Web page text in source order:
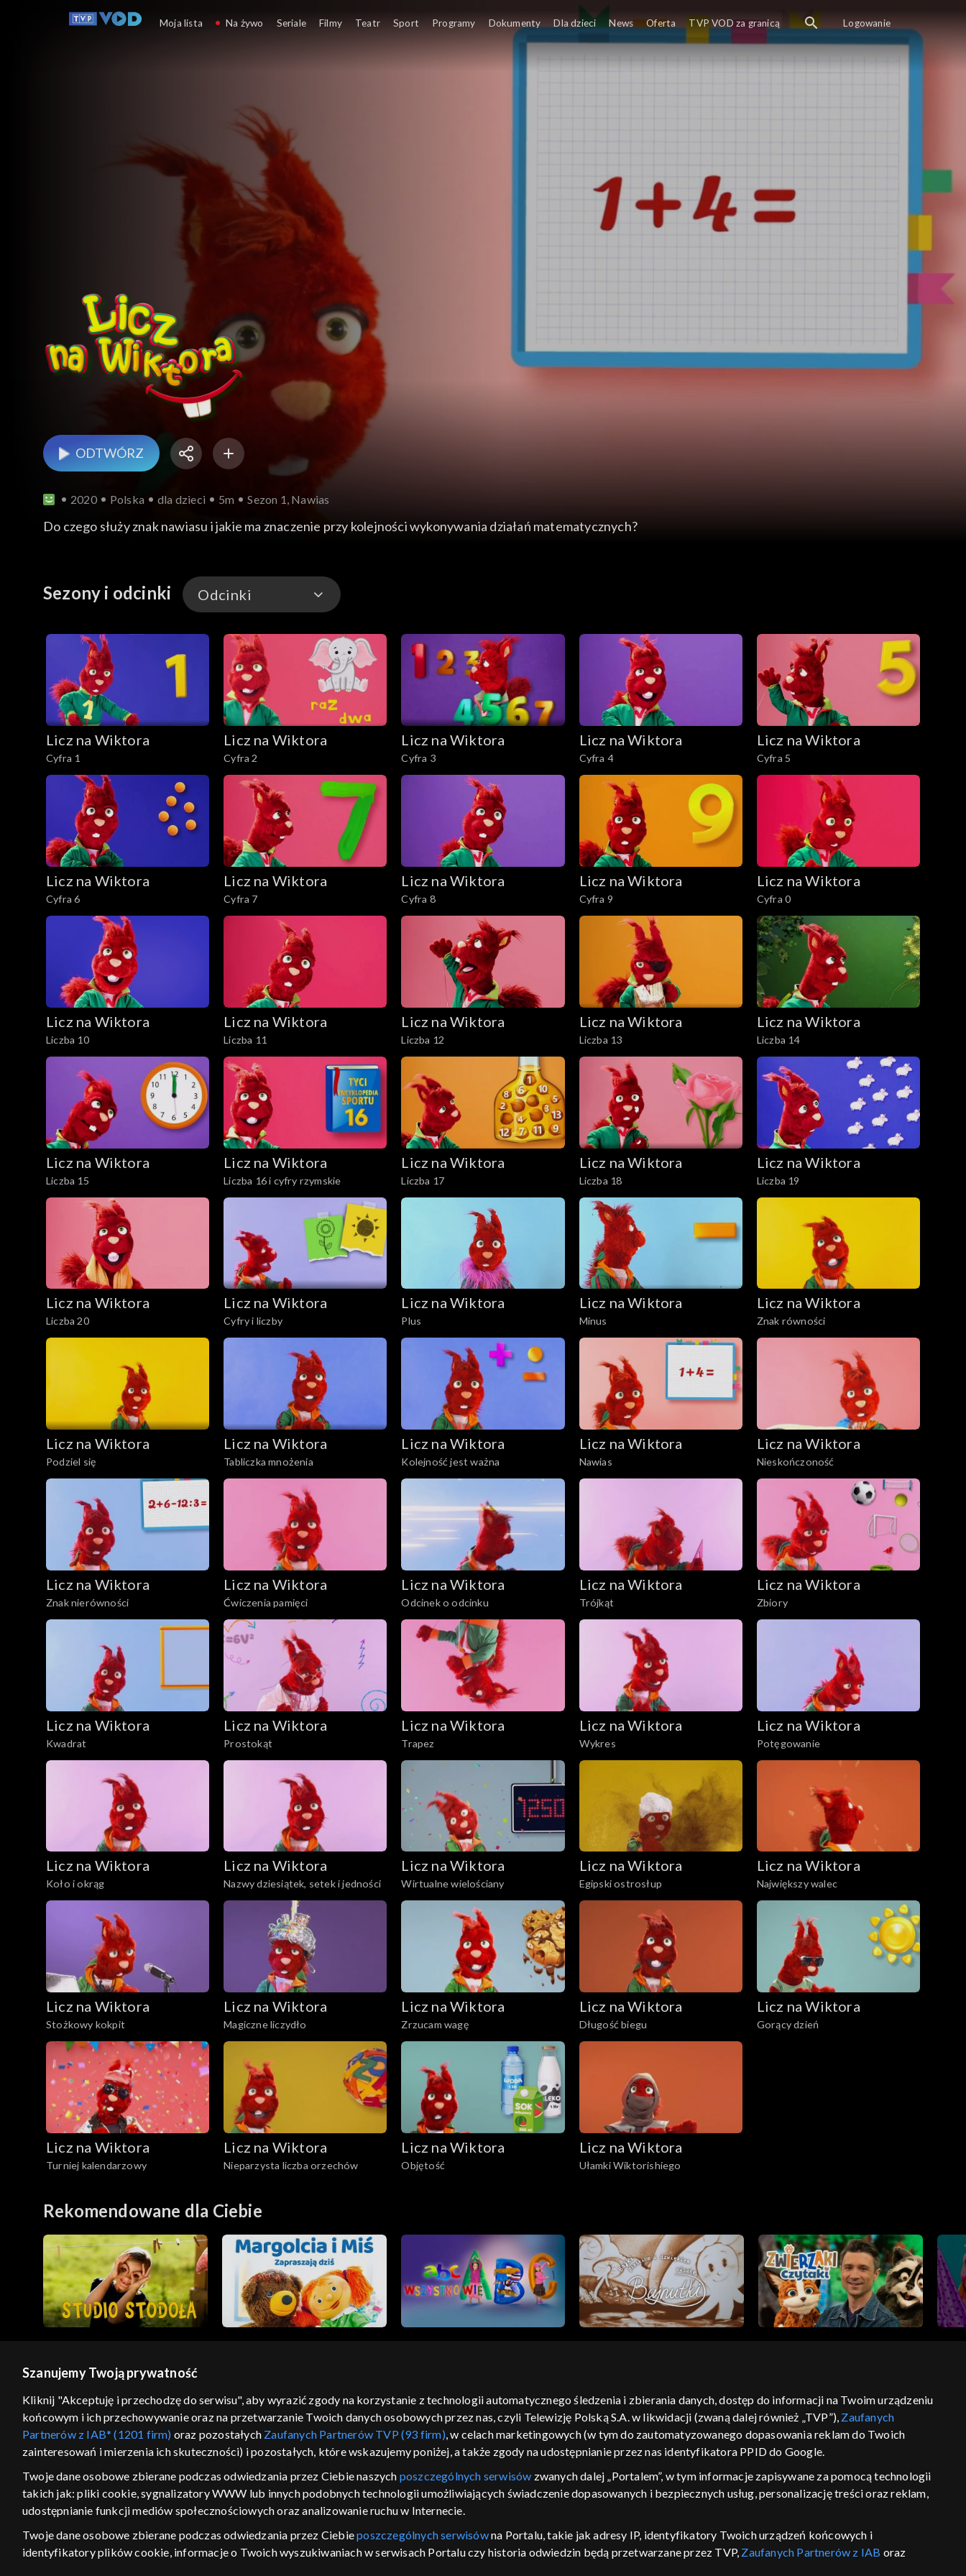
ODTWÓRZ
2020 Polska dla dzieci 5m Sezon 1, Nawias
Do czego służy znak nawiasu i jakie ma znaczenie przy kolejności wykonywania działań matematycznych?
Sezony i odcinki Odcinki
Odcinki
Licz na Wiktora
Cyfra 1
Licz na Wiktora
Cyfra 2
Licz na Wiktora
Cyfra 3
Licz na Wiktora
Cyfra 4
Licz na Wiktora
Cyfra 5
Licz na Wiktora
Cyfra 6
Licz na Wiktora
Cyfra 7
Licz na Wiktora
Cyfra 8
Licz na Wiktora
Cyfra 9
Licz na Wiktora
Cyfra 0
Licz na Wiktora
Liczba 10
Licz na Wiktora
Liczba 11
Licz na Wiktora
Liczba 12
Licz na Wiktora
Liczba 13
Licz na Wiktora
Liczba 14
Licz na Wiktora
Liczba 15
Licz na Wiktora
Liczba 16 i cyfry rzymskie
Licz na Wiktora
Liczba 17
Licz na Wiktora
Liczba 18
Licz na Wiktora
Liczba 19
Licz na Wiktora
Liczba 20
Licz na Wiktora
Cyfry i liczby
Licz na Wiktora
Plus
Licz na Wiktora
Minus
Licz na Wiktora
Znak równości
Licz na Wiktora
Podziel się
Licz na Wiktora
Tabliczka mnożenia
Licz na Wiktora
Kolejność jest ważna
Licz na Wiktora
Nawias
Licz na Wiktora
Nieskończoność
Licz na Wiktora
Znak nierówności
Licz na Wiktora
Ćwiczenia pamięci
Licz na Wiktora
Odcinek o odcinku
Licz na Wiktora
Trójkąt
Licz na Wiktora
Zbiory
Licz na Wiktora
Kwadrat
Licz na Wiktora
Prostokąt
Licz na Wiktora
Trapez
Licz na Wiktora
Wykres
Licz na Wiktora
Potęgowanie
Licz na Wiktora
Koło i okrąg
Licz na Wiktora
Nazwy dziesiątek, setek i jedności
Licz na Wiktora
Wirtualne wielościany
Licz na Wiktora
Egipski ostrosłup
Licz na Wiktora
Największy walec
Licz na Wiktora
Stożkowy kokpit
Licz na Wiktora
Magiczne liczydło
Licz na Wiktora
Zrzucam wagę
Licz na Wiktora
Długość biegu
Licz na Wiktora
Gorący dzień
Licz na Wiktora
Turniej kalendarzowy
Licz na Wiktora
Nieparzysta liczba orzechów
Licz na Wiktora
Objętość
Licz na Wiktora
Ułamki Wiktorishiego
Rekomendowane dla Ciebie
GEOLOKALIZACJA
ŁĄCZYSZ SIĘ SPOZA POLSKI
Kraj, z którego się łączysz, to Stany Zjednoczone ,
w związku z czym część tytułów na platformie TVP
materiały możesz obejrzeć.
regulamin serwisu cennik polityka prywatności moje zgody pomoc kontakt voucher dostępność informacje o dostawcy usług
Moja lista Na żywo Seriale Filmy Teatr Sport Programy Dokumenty Dla dzieci News Oferta TVP VOD za granicą Logowanie
Szanujemy Twoją prywatność
Kliknij "Akceptuję i przechodzę do serwisu", aby wyrazić zgody na korzystanie z technologii automatycznego śledzenia i zbierania danych, dostęp do informacji na Twoim urządzeniu
końcowym i ich przechowywanie oraz na przetwarzanie Twoich danych osobowych przez nas, czyli Telewizję Polską S.A. w likwidacji (zwaną dalej również „TVP”), Zaufanych
Partnerów z IAB* (1201 firm) oraz pozostałych Zaufanych Partnerów TVP (93 firm), w celach marketingowych (w tym do zautomatyzowanego dopasowania reklam do Twoich
zainteresowań i mierzenia ich skuteczności) i pozostałych, które wskazujemy poniżej, a także zgody na udostępnianie przez nas identyfikatora PPID do Google.
Twoje dane osobowe zbierane podczas odwiedzania przez Ciebie naszych poszczególnych serwisów zwanych dalej „Portalem”, w tym informacje zapisywane za pomocą technologii
takich jak: pliki cookie, sygnalizatory WWW lub innych podobnych technologii umożliwiających świadczenie dopasowanych i bezpiecznych usług, personalizację treści oraz reklam,
udostępnianie funkcji mediów społecznościowych oraz analizowanie ruchu w Internecie.
Twoje dane osobowe zbierane podczas odwiedzania przez Ciebieposzczególnych serwisówna Portalu, takie jak adresy IP, identyfikatory Twoich urządzeń końcowych i
identyfikatory plików cookie, informacje o Twoich wyszukiwaniach w serwisach Portalu czy historia odwiedzin będą przetwarzane przez TVP, Zaufanych Partnerów z IAB oraz